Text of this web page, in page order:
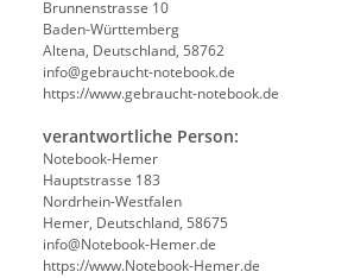
Brunnenstrasse 10
Baden-Württemberg
Altena, Deutschland, 58762
info@gebraucht-notebook.de
https://www.gebraucht-notebook.de
verantwortliche Person:
Notebook-Hemer
Hauptstrasse 183
Nordrhein-Westfalen
Hemer, Deutschland, 58675
info@Notebook-Hemer.de
https://www.Notebook-Hemer.de